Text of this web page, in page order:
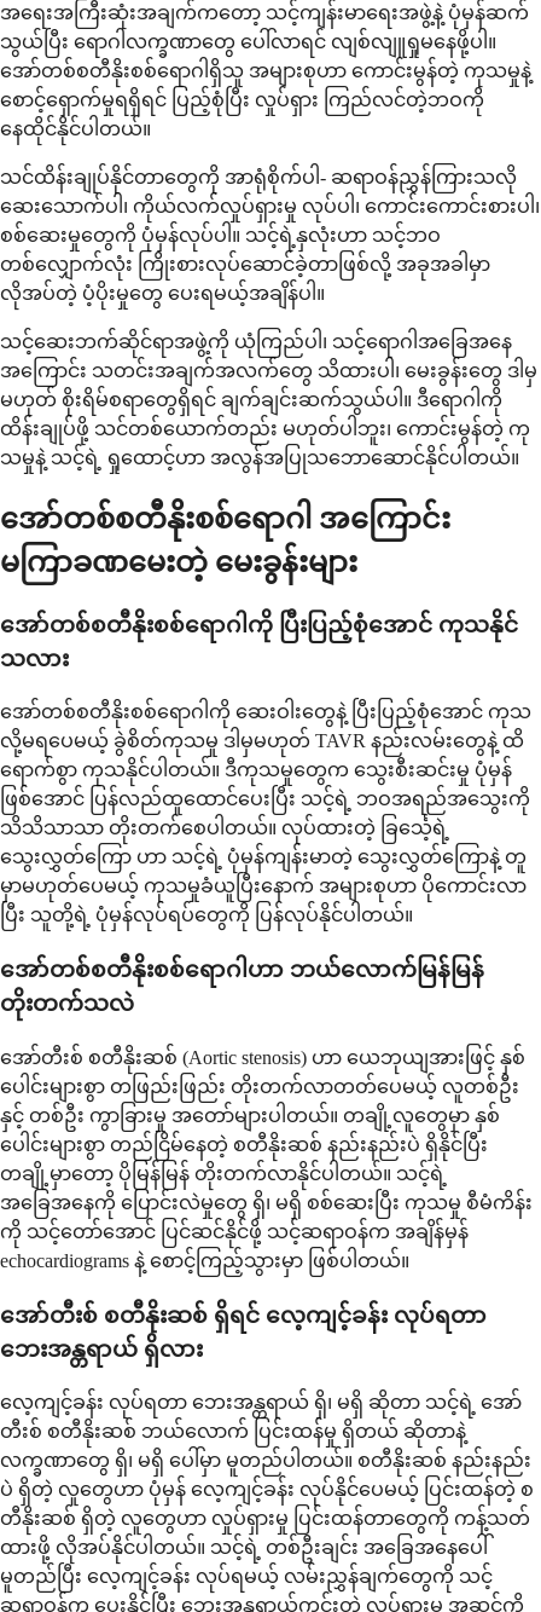
အရေးအကြီးဆုံးအချက်ကတော့ သင့်ကျန်းမာရေးအဖွဲ့နဲ့ ပုံမှန်ဆက်
သွယ်ပြီး ရောဂါလက္ခဏာတွေ ပေါ်လာရင် လျစ်လျူရှုမနေဖို့ပါ။
အော်တစ်စတီနိုးစစ်ရောဂါရှိသူ အများစုဟာ ကောင်းမွန်တဲ့ ကုသမှုနဲ့
စောင့်ရှောက်မှုရရှိရင် ပြည့်စုံပြီး လှုပ်ရှား ကြည်လင်တဲ့ဘဝကို
နေထိုင်နိုင်ပါတယ်။
သင်ထိန်းချုပ်နိုင်တာတွေကို အာရုံစိုက်ပါ- ဆရာဝန်ညွှန်ကြားသလို
ဆေးသောက်ပါ၊ ကိုယ်လက်လှုပ်ရှားမှု လုပ်ပါ၊ ကောင်းကောင်းစားပါ၊
စစ်ဆေးမှုတွေကို ပုံမှန်လုပ်ပါ။ သင့်ရဲ့နှလုံးဟာ သင့်ဘဝ
တစ်လျှောက်လုံး ကြိုးစားလုပ်ဆောင်ခဲ့တာဖြစ်လို့ အခုအခါမှာ
လိုအပ်တဲ့ ပံ့ပိုးမှုတွေ ပေးရမယ့်အချိန်ပါ။
သင့်ဆေးဘက်ဆိုင်ရာအဖွဲ့ကို ယုံကြည်ပါ၊ သင့်ရောဂါအခြေအနေ
အကြောင်း သတင်းအချက်အလက်တွေ သိထားပါ၊ မေးခွန်းတွေ ဒါမှ
မဟုတ် စိုးရိမ်စရာတွေရှိရင် ချက်ချင်းဆက်သွယ်ပါ။ ဒီရောဂါကို
ထိန်းချုပ်ဖို့ သင်တစ်ယောက်တည်း မဟုတ်ပါဘူး၊ ကောင်းမွန်တဲ့ ကု
သမှုနဲ့ သင့်ရဲ့ ရှုထောင့်ဟာ အလွန်အပြုသဘောဆောင်နိုင်ပါတယ်။
အော်တစ်စတီနိုးစစ်ရောဂါ အကြောင်း
မကြာခဏမေးတဲ့ မေးခွန်းများ
အော်တစ်စတီနိုးစစ်ရောဂါကို ပြီးပြည့်စုံအောင် ကုသနိုင်
သလား
အော်တစ်စတီနိုးစစ်ရောဂါကို ဆေးဝါးတွေနဲ့ ပြီးပြည့်စုံအောင် ကုသ
လို့မရပေမယ့် ခွဲစိတ်ကုသမှု ဒါမှမဟုတ် TAVR နည်းလမ်းတွေနဲ့ ထိ
ရောက်စွာ ကုသနိုင်ပါတယ်။ ဒီကုသမှုတွေက သွေးစီးဆင်းမှု ပုံမှန်
ဖြစ်အောင် ပြန်လည်ထူထောင်ပေးပြီး သင့်ရဲ့ ဘဝအရည်အသွေးကို
သိသိသာသာ တိုးတက်စေပါတယ်။ လုပ်ထားတဲ့ ခြင်္သေ့ရဲ့
သွေးလွှတ်ကြော ဟာ သင့်ရဲ့ ပုံမှန်ကျန်းမာတဲ့ သွေးလွှတ်ကြောနဲ့ တူ
မှာမဟုတ်ပေမယ့် ကုသမှုခံယူပြီးနောက် အများစုဟာ ပိုကောင်းလာ
ပြီး သူတို့ရဲ့ ပုံမှန်လုပ်ရပ်တွေကို ပြန်လုပ်နိုင်ပါတယ်။
အော်တစ်စတီနိုးစစ်ရောဂါဟာ ဘယ်လောက်မြန်မြန်
တိုးတက်သလဲ
အော်တီးစ် စတီနိုးဆစ် (Aortic stenosis) ဟာ ယေဘုယျအားဖြင့် နှစ်
ပေါင်းများစွာ တဖြည်းဖြည်း တိုးတက်လာတတ်ပေမယ့် လူတစ်ဦး
နှင့် တစ်ဦး ကွာခြားမှု အတော်များပါတယ်။ တချို့လူတွေမှာ နှစ်
ပေါင်းများစွာ တည်ငြိမ်နေတဲ့ စတီနိုးဆစ် နည်းနည်းပဲ ရှိနိုင်ပြီး
တချို့မှာတော့ ပိုမြန်မြန် တိုးတက်လာနိုင်ပါတယ်။ သင့်ရဲ့
အခြေအနေကို ပြောင်းလဲမှုတွေ ရှိ၊ မရှိ စစ်ဆေးပြီး ကုသမှု စီမံကိန်း
ကို သင့်တော်အောင် ပြင်ဆင်နိုင်ဖို့ သင့်ဆရာဝန်က အချိန်မှန်
echocardiograms နဲ့ စောင့်ကြည့်သွားမှာ ဖြစ်ပါတယ်။
အော်တီးစ် စတီနိုးဆစ် ရှိရင် လေ့ကျင့်ခန်း လုပ်ရတာ
ဘေးအန္တရာယ် ရှိလား
လေ့ကျင့်ခန်း လုပ်ရတာ ဘေးအန္တရာယ် ရှိ၊ မရှိ ဆိုတာ သင့်ရဲ့ အော်
တီးစ် စတီနိုးဆစ် ဘယ်လောက် ပြင်းထန်မှု ရှိတယ် ဆိုတာနဲ့
လက္ခဏာတွေ ရှိ၊ မရှိ ပေါ်မှာ မူတည်ပါတယ်။ စတီနိုးဆစ် နည်းနည်း
ပဲ ရှိတဲ့ လူတွေဟာ ပုံမှန် လေ့ကျင့်ခန်း လုပ်နိုင်ပေမယ့် ပြင်းထန်တဲ့ စ
တီနိုးဆစ် ရှိတဲ့ လူတွေဟာ လှုပ်ရှားမှု ပြင်းထန်တာတွေကို ကန့်သတ်
ထားဖို့ လိုအပ်နိုင်ပါတယ်။ သင့်ရဲ့ တစ်ဦးချင်း အခြေအနေပေါ်
မူတည်ပြီး လေ့ကျင့်ခန်း လုပ်ရမယ့် လမ်းညွှန်ချက်တွေကို သင့်
ဆရာဝန်က ပေးနိုင်ပြီး ဘေးအန္တရာယ်ကင်းတဲ့ လှုပ်ရှားမှု အဆင့်ကို